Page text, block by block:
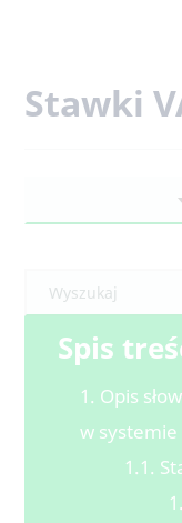
Stawki
Spis
1. Opis
w systemie
1.1.